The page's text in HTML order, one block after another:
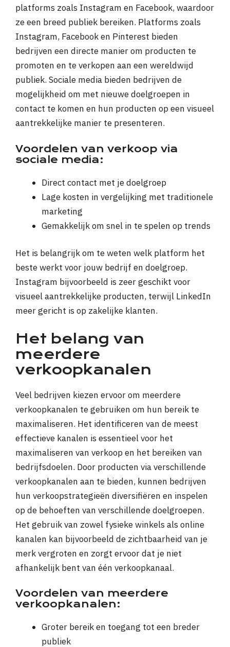
platforms zoals Instagram en Facebook, waardoor
ze een breed publiek bereiken. Platforms zoals
Instagram, Facebook en Pinterest bieden
bedrijven een directe manier om producten te
promoten en te verkopen aan een wereldwijd
publiek. Sociale media bieden bedrijven de
mogelijkheid om met nieuwe doelgroepen in
contact te komen en hun producten op een visueel
aantrekkelijke manier te presenteren.
Voordelen van verkoop via
sociale media:
Direct contact met je doelgroep
Lage kosten in vergelijking met traditionele
marketing
Gemakkelijk om snel in te spelen op trends
Het is belangrijk om te weten welk platform het
beste werkt voor jouw bedrijf en doelgroep.
Instagram bijvoorbeeld is zeer geschikt voor
visueel aantrekkelijke producten, terwijl LinkedIn
meer gericht is op zakelijke klanten.
Het belang van
meerdere
verkoopkanalen
Veel bedrijven kiezen ervoor om meerdere
verkoopkanalen te gebruiken om hun bereik te
maximaliseren. Het identificeren van de meest
effectieve kanalen is essentieel voor het
maximaliseren van verkoop en het bereiken van
bedrijfsdoelen. Door producten via verschillende
verkoopkanalen aan te bieden, kunnen bedrijven
hun verkoopstrategieën diversifiëren en inspelen
op de behoeften van verschillende doelgroepen.
Het gebruik van zowel fysieke winkels als online
kanalen kan bijvoorbeeld de zichtbaarheid van je
merk vergroten en zorgt ervoor dat je niet
afhankelijk bent van één verkoopkanaal.
Voordelen van meerdere
verkoopkanalen:
Groter bereik en toegang tot een breder
publiek